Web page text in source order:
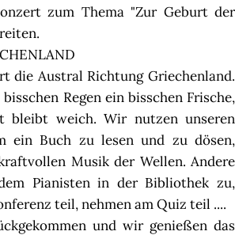
zum Thema "Zur Geburt der
die Austral Richtung Griechenland.
Regen ein bisschen Frische,
bleibt weich. Wir nutzen unseren
ein Buch zu lesen und zu dösen,
Musik der Wellen. Andere
Pianisten in der Bibliothek zu,
teil, nehmen am Quiz teil ....
und wir genießen das